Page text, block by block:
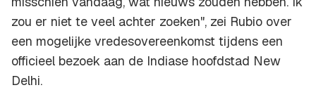
zou er niet te veel achter zoeken", zei Rubio over
een mogelijke vredesovereenkomst tijdens een
officieel bezoek aan de Indiase hoofdstad New
Delhi.